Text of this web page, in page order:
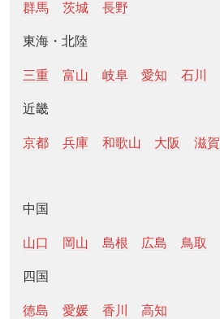
群馬
茨城 長野
東海・北陸
三重 富山 岐阜 愛知 石川
近畿
京都 兵庫 和歌山 大阪 滋賀
中国
山口 岡山 島根 広島 鳥取
四国
徳島 愛媛 香川 高知